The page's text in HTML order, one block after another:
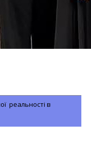
реальності в